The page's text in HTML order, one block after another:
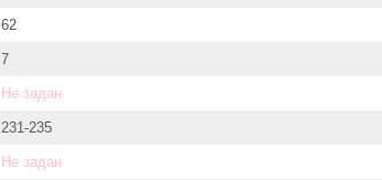
62
7
Не задан
231-235
Не задан